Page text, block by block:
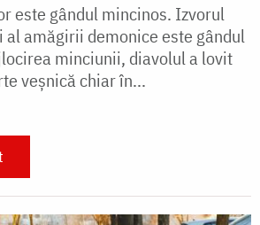
este gândul mincinos. Izvorul
al amăgirii demonice este gândul
minciunii, diavolul a lovit
veșnică chiar în...